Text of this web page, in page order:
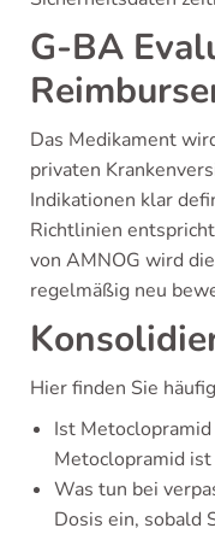
G-BA
Das Medikament
privaten
Indikationen klar
Richtlinien
von AMNOG wird
regelmäßig neu
Hier finden Sie
Ist
Metoclopramid
Was tun bei
Dosis ein, sobald